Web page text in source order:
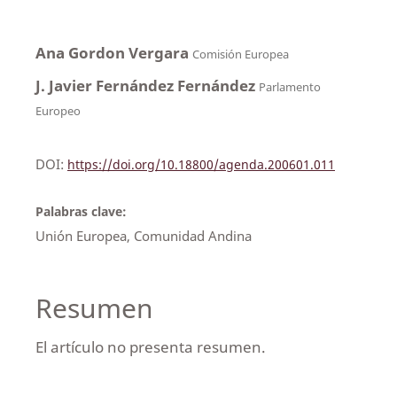
Ana Gordon Vergara Comisión Europea
J. Javier Fernández Fernández Parlamento
Europeo
DOI: https://doi.org/10.18800/agenda.200601.011
Palabras clave:
Unión Europea, Comunidad Andina
Resumen
El artículo no presenta resumen.